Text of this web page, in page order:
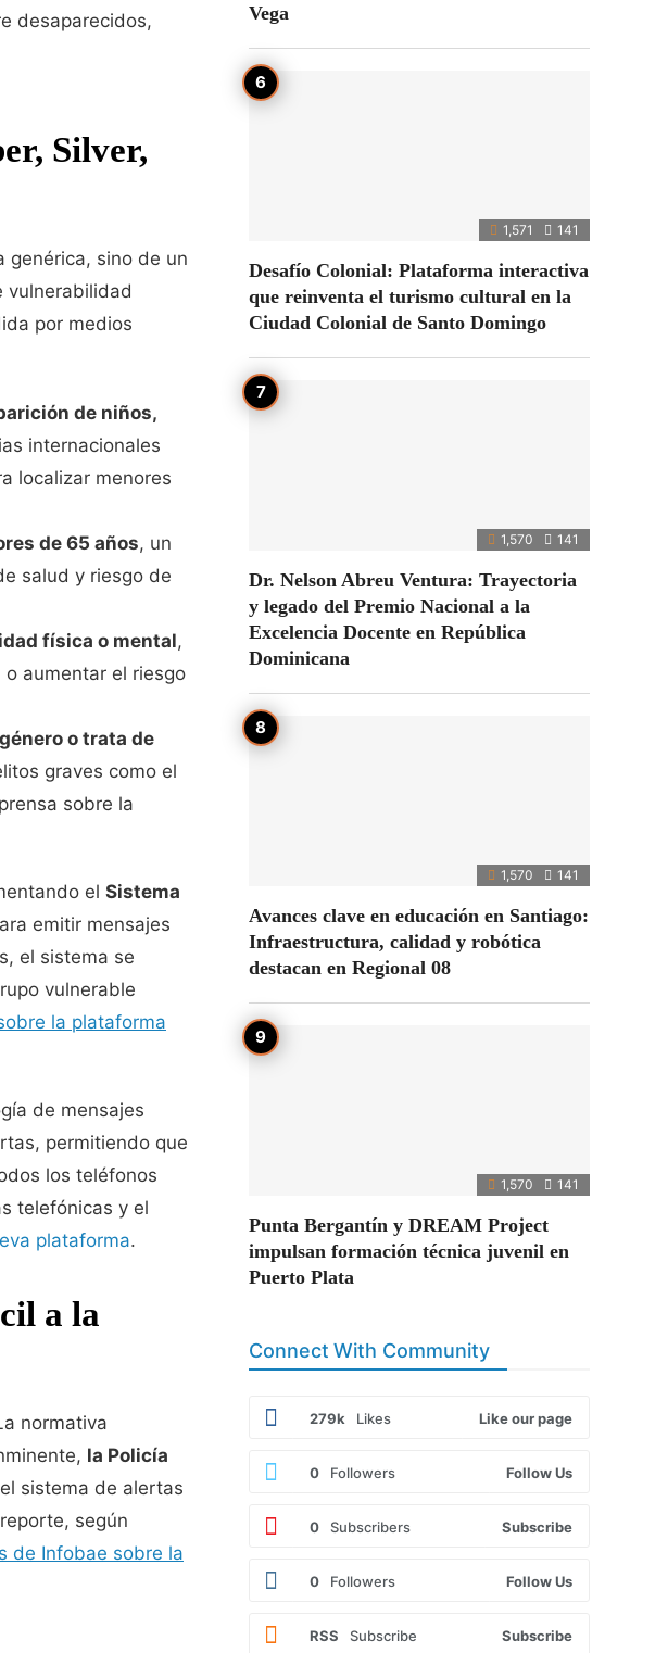
desaparecidos,
Silver,
genérica, sino de un
vulnerabilidad
por medios
de niños,
internacionales
localizar menores
de 65 años, un
salud y riesgo de
física o mental,
aumentar el riesgo
o trata de
graves como el
sobre la
el Sistema
emitir mensajes
el sistema se
vulnerable
la plataforma
de mensajes
permitiendo que
los teléfonos
telefónicas y el
plataforma.
a la
normativa
la Policía
sistema de alertas
según
de Infobae sobre la
Vega
1,571 141
Desafío Colonial: Plataforma interactiva
que reinventa el turismo cultural en la
Ciudad Colonial de Santo Domingo
1,570 141
Dr. Nelson Abreu Ventura: Trayectoria
y legado del Premio Nacional a la
Excelencia Docente en República
Dominicana
1,570 141
Avances clave en educación en Santiago:
Infraestructura, calidad y robótica
destacan en Regional 08
1,570 141
Punta Bergantín y DREAM Project
impulsan formación técnica juvenil en
Puerto Plata
Connect With Community
279k Likes Like our page
0 Followers Follow Us
0 Subscribers Subscribe
0 Followers Follow Us
RSS Subscribe Subscribe